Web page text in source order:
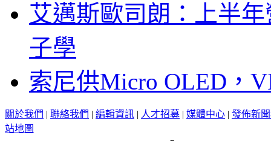
艾邁斯歐司朗：上半
子學
索尼供Micro OLED，
關於我們 | 聯絡我們 | 編輯資訊 | 人才招募 | 媒體中心 | 發佈新
站地圖